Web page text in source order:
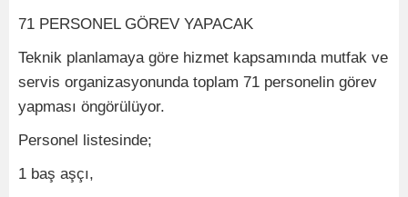
71 PERSONEL GÖREV YAPACAK
Teknik planlamaya göre hizmet kapsamında mutfak ve
servis organizasyonunda toplam 71 personelin görev
yapması öngörülüyor.
Personel listesinde;
1 baş aşçı,